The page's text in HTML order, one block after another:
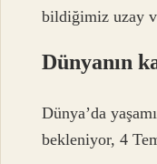
bildiğimiz uzay
Dünyanın
Dünya’da
bekleniyor, 4